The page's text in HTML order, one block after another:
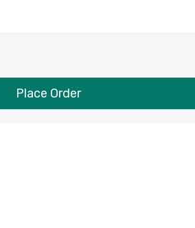
Place Order